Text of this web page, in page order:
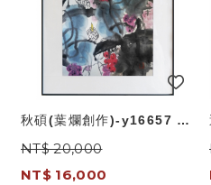
秋碩(葉爛創作)-y16657 畫
作系列-國畫
NT$ 20,000
NT$ 16,000